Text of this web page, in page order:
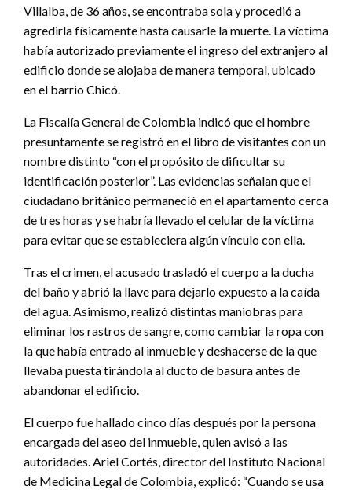
Villalba, de 36 años, se encontraba sola y procedió a
agredirla físicamente hasta causarle la muerte. La víctima
había autorizado previamente el ingreso del extranjero al
edificio donde se alojaba de manera temporal, ubicado
en el barrio Chicó.
La Fiscalía General de Colombia indicó que el hombre
presuntamente se registró en el libro de visitantes con un
nombre distinto “con el propósito de dificultar su
identificación posterior”. Las evidencias señalan que el
ciudadano británico permaneció en el apartamento cerca
de tres horas y se habría llevado el celular de la víctima
para evitar que se estableciera algún vínculo con ella.
Tras el crimen, el acusado trasladó el cuerpo a la ducha
del baño y abrió la llave para dejarlo expuesto a la caída
del agua. Asimismo, realizó distintas maniobras para
eliminar los rastros de sangre, como cambiar la ropa con
la que había entrado al inmueble y deshacerse de la que
llevaba puesta tirándola al ducto de basura antes de
abandonar el edificio.
El cuerpo fue hallado cinco días después por la persona
encargada del aseo del inmueble, quien avisó a las
autoridades. Ariel Cortés, director del Instituto Nacional
de Medicina Legal de Colombia, explicó: “Cuando se usa